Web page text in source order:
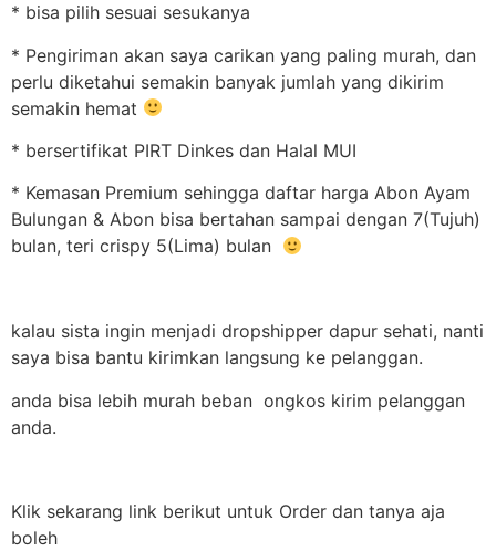
* bisa pilih sesuai sesukanya
* Pengiriman akan saya carikan yang paling murah, dan
perlu diketahui semakin banyak jumlah yang dikirim
semakin hemat
* bersertifikat PIRT Dinkes dan Halal MUI
* Kemasan Premium sehingga daftar harga Abon Ayam
Bulungan & Abon bisa bertahan sampai dengan 7(Tujuh)
bulan, teri crispy 5(Lima) bulan
kalau sista ingin menjadi dropshipper dapur sehati, nanti
saya bisa bantu kirimkan langsung ke pelanggan.
anda bisa lebih murah beban ongkos kirim pelanggan
anda.
Klik sekarang link berikut untuk Order dan tanya aja
boleh